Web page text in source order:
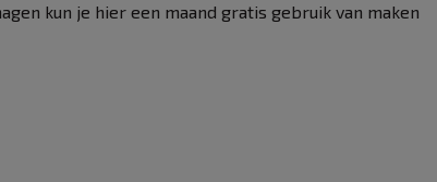
kun je hier een maand gratis gebruik van maken